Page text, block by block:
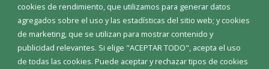
cookies de rendimiento, que utilizamos para generar datos
agregados sobre el uso y las estadísticas del sitio web; y cookies
de marketing, que se utilizan para mostrar contenido y
publicidad relevantes. Si elige "ACEPTAR TODO", acepta el uso
de todas las cookies. Puede aceptar y rechazar tipos de cookies
INICIAR SESIÓN
MAPA WEB